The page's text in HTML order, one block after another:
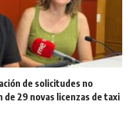
de solicitudes no
de 29 novas licenzas de taxi